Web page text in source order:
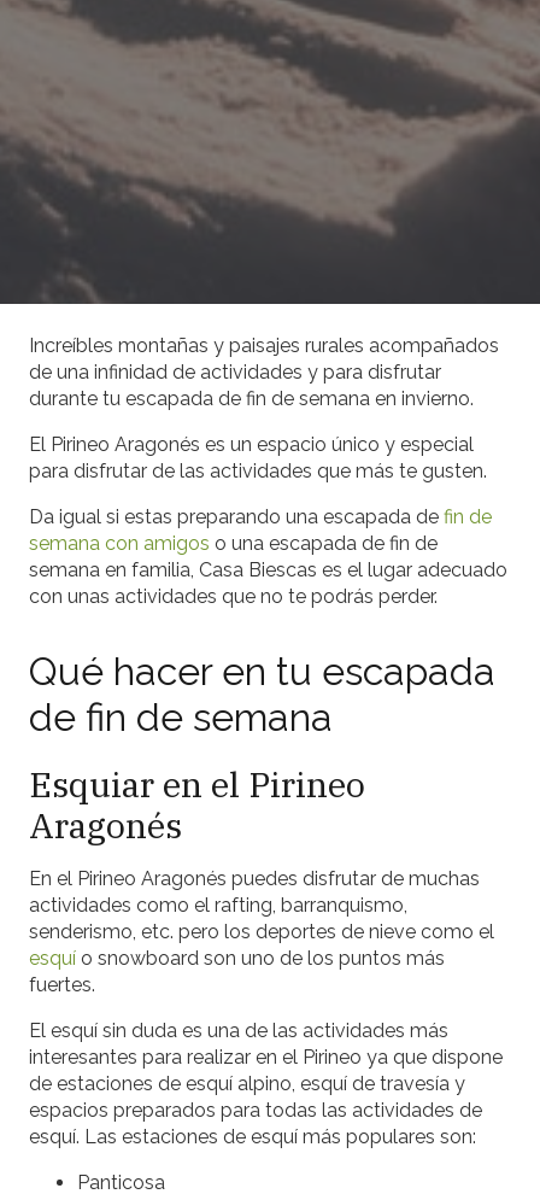
Increíbles montañas y paisajes rurales acompañados
de una infinidad de actividades y para disfrutar
durante tu escapada de fin de semana en invierno.
El Pirineo Aragonés es un espacio único y especial
para disfrutar de las actividades que más te gusten.
Da igual si estas preparando una escapada de fin de
semana con amigos o una escapada de fin de
semana en familia, Casa Biescas es el lugar adecuado
con unas actividades que no te podrás perder.
Qué hacer en tu escapada
de fin de semana
Esquiar en el Pirineo
Aragonés
En el Pirineo Aragonés puedes disfrutar de muchas
actividades como el rafting, barranquismo,
senderismo, etc. pero los deportes de nieve como el
esquí o snowboard son uno de los puntos más
fuertes.
El esquí sin duda es una de las actividades más
interesantes para realizar en el Pirineo ya que dispone
de estaciones de esquí alpino, esquí de travesía y
espacios preparados para todas las actividades de
esquí. Las estaciones de esquí más populares son:
Panticosa